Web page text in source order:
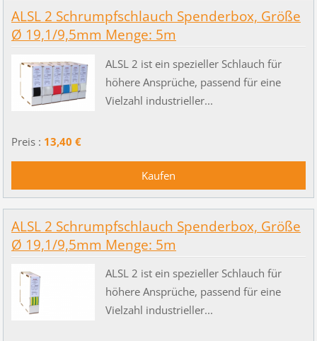
ALSL 2 Schrumpfschlauch Spenderbox, Größe
Ø 19,1/9,5mm Menge: 5m
ALSL 2 ist ein spezieller Schlauch für
höhere Ansprüche, passend für eine
Vielzahl industrieller...
Preis : 13,40 €
ALSL 2 Schrumpfschlauch Spenderbox, Größe
Ø 19,1/9,5mm Menge: 5m
ALSL 2 ist ein spezieller Schlauch für
höhere Ansprüche, passend für eine
Vielzahl industrieller...